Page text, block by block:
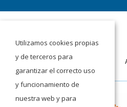
Acceso a Moodle
Utilizamos cookies propias
y de terceros para
garantizar el correcto uso
y funcionamiento de
nuestra web y para